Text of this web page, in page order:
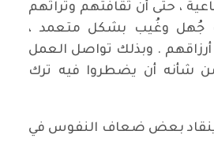
، حتى أن ثقافتهم وتراثهم
جُهل وغُيب بشكل متعمد ،
. وبذلك تواصل العمل
شأنه أن يضطروا فيه ترك
ينقاد بعض ضعاف النفوس في